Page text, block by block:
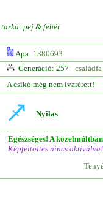
tarka: pej & fehér
Apa: 1380693
Generáció: 257 - családfa
A csikó még nem ivarérett!
Nyilas
Egészséges! A
Képfeltöltés nincs aktiválva!